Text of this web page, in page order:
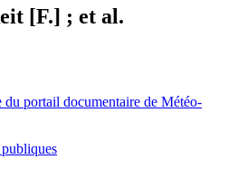
[F.] ; et al.
du portail documentaire de Météo-